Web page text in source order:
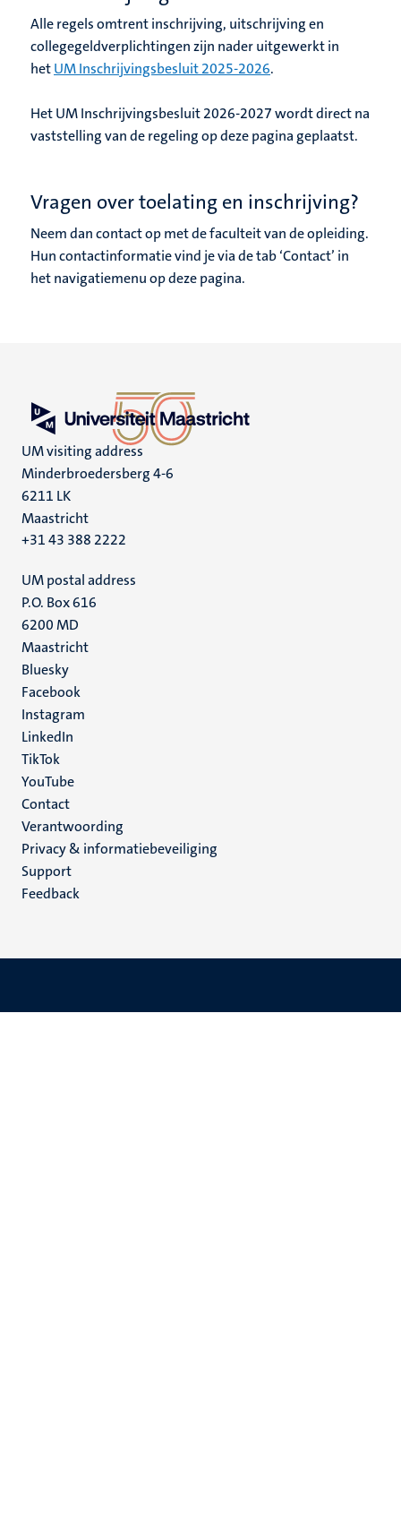
Alle regels omtrent inschrijving, uitschrijving en
collegegeldverplichtingen zijn nader uitgewerkt in
hetUM Inschrijvingsbesluit 2025-2026.
Het UM Inschrijvingsbesluit 2026-2027 wordt direct na
vaststelling van de regeling op deze pagina geplaatst.
Vragen over toelating en inschrijving?
Neem dan contact op met de faculteit van de opleiding.
Hun contactinformatie vind je via de tab ‘Contact’ in
het navigatiemenu op deze pagina.
UM visiting address
Minderbroedersberg 4-6
6211 LK
Maastricht
+31 43 388 2222
UM postal address
P.O. Box 616
6200 MD
Maastricht
Social
media
Bluesky
Facebook
Instagram
LinkedIn
TikTok
YouTube
Menu
footer
(NL)
Contact
Verantwoording
Privacy & informatiebeveiliging
Support
Feedback